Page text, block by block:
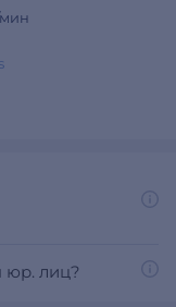
юр. лиц?